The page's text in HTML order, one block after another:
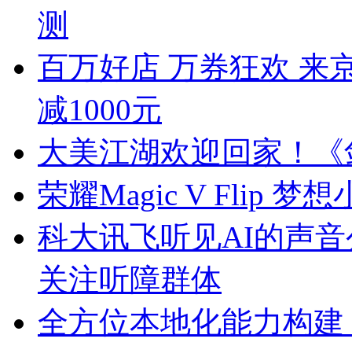
测
百万好店 万券狂欢 来
减1000元
大美江湖欢迎回家！
荣耀Magic V Flip 梦想
科大讯飞听见AI的声
关注听障群体
全方位本地化能力构